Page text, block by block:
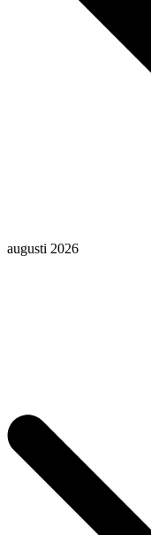
augusti 2026